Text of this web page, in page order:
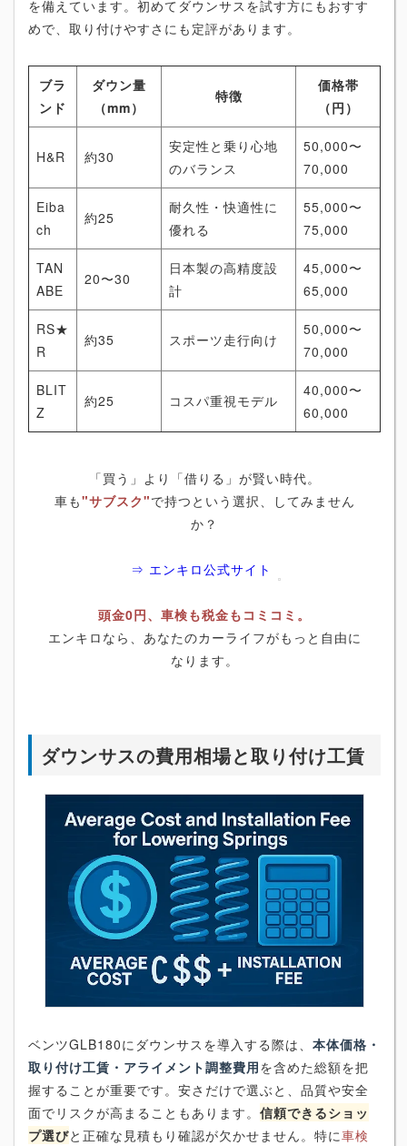
を備えています。初めてダウンサスを試す方にもおすす
めで、取り付けやすさにも定評があります。
ブラ
ンド
ダウン量
（mm）
特徴
価格帯
（円）
H&R 約30
安定性と乗り心地
のバランス
50,000〜
70,000
Eiba
ch
約25
耐久性・快適性に
優れる
55,000〜
75,000
TAN
ABE
20〜30
日本製の高精度設
計
45,000〜
65,000
RS★
R
約35 スポーツ走行向け
50,000〜
70,000
BLIT
Z
約25 コスパ重視モデル
40,000〜
60,000
「買う」より「借りる」が賢い時代。
車も"サブスク"で持つという選択、してみません
か？
⇒ エンキロ公式サイト
頭金0円、車検も税金もコミコミ。
エンキロなら、あなたのカーライフがもっと自由に
なります。
ダウンサスの費用相場と取り付け工賃
ベンツGLB180にダウンサスを導入する際は、 本体価格・
取り付け工賃・アライメント調整費用を含めた総額を把
握することが重要です。安さだけで選ぶと、品質や安全
面でリスクが高まることもあります。 信頼できるショッ
プ選びと正確な見積もり確認が欠かせません。特に車検